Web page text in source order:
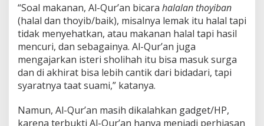
a
l
a
h
S
a
m
a
B
c
a
“Soal makanan, Al-Qur’an bicara halalan thoyiban
(halal dan thoyib/baik), misalnya lemak itu halal tapi
tidak menyehatkan, atau makanan halal tapi hasil
mencuri, dan sebagainya. Al-Qur’an juga
mengajarkan isteri sholihah itu bisa masuk surga
dan di akhirat bisa lebih cantik dari bidadari, tapi
syaratnya taat suami,” katanya.
Namun, Al-Qur’an masih dikalahkan gadget/HP,
karena terbukti Al-Qur’an hanya menjadi perhiasan